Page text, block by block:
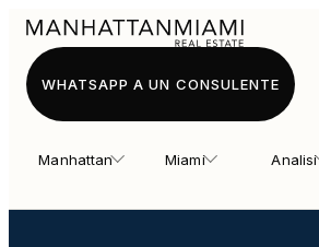
Manhattan Miami Analisi
WHATSAPP A UN CONSULENTE